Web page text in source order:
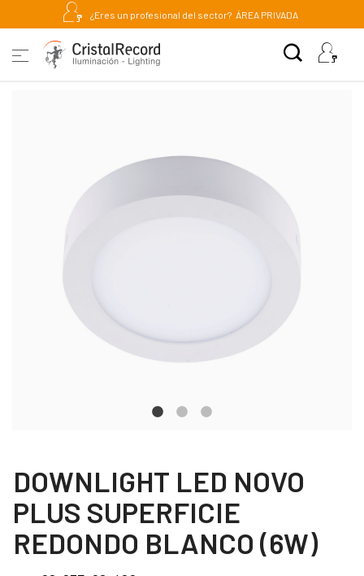
¿Eres un profesional del sector? ÁREA PRIVADA
DOWNLIGHT LED NOVO
PLUS SUPERFICIE
REDONDO BLANCO (6W)